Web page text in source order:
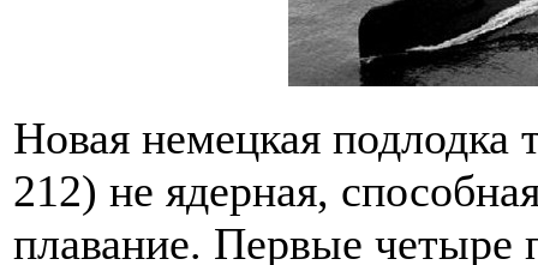
Новая немецкая подлодка
212) не ядерная,
плавание. Первые четыре